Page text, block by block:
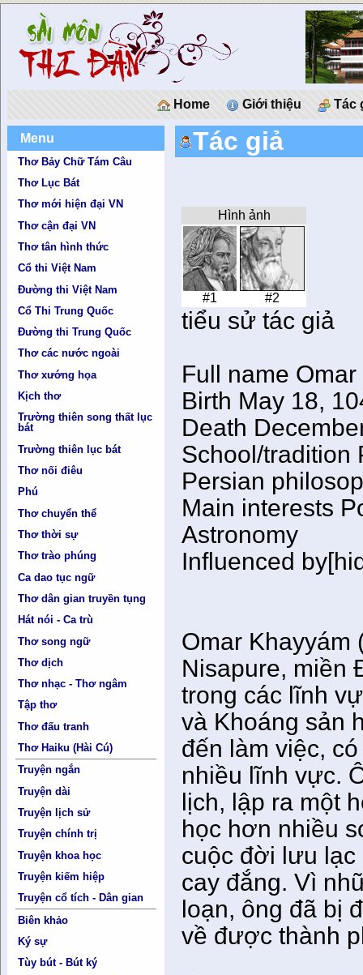
Home Giới thiệu Tác
Menu
Thơ Bảy Chữ Tám Câu
Thơ Lục Bát
Thơ mới hiện đại VN
Thơ cận đại VN
Thơ tân hình thức
Cổ thi Việt Nam
Đường thi Việt Nam
Cổ Thi Trung Quốc
Đường thi Trung Quốc
Thơ các nước ngoài
Thơ xướng họa
Kịch thơ
Trường thiên song thất lục
bát
Trường thiên lục bát
Thơ nối điêu
Phú
Thơ chuyển thể
Thơ thời sự
Thơ trào phúng
Ca dao tục ngữ
Thơ dân gian truyền tụng
Hát nói - Ca trù
Thơ song ngữ
Thơ dịch
Thơ nhạc - Thơ ngâm
Tập thơ
Thơ đấu tranh
Thơ Haiku (Hài Cú)
Truyện ngắn
Truyện dài
Truyện lịch sử
Truyện chính trị
Truyện khoa học
Truyện kiếm hiệp
Truyện cổ tích - Dân gian
Biên khảo
Ký sự
Tùy bút - Bút ký
Tác giả
Hình ảnh
#1 #2
tiểu sử tác giả
Full name
Birth May 18,
Death
School/tradition
Persian
Main interests
Astronomy
Influenced
Omar Khayyám
Nisapure, miền
trong các lĩnh
và Khoáng sản
đến làm việc,
nhiều lĩnh vực.
lịch, lập ra một
học hơn nhiều
cuộc đời lưu lạc
cay đắng. Vì
loạn, ông đã bị
về được thành